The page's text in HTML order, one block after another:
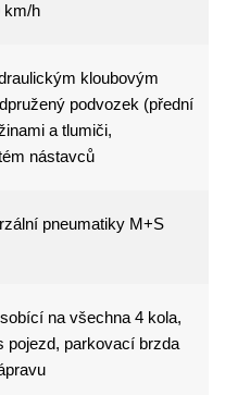
km/h
kloubovým
podvozek (přední
a tlumiči,
nástavců
pneumatiky M+S
na všechna 4 kola,
pojezd, parkovací brzda